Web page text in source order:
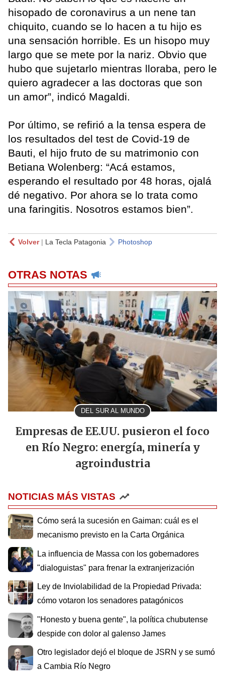
hisopado de coronavirus a un nene tan
chiquito, cuando se lo hacen a tu hijo es
una sensación horrible. Es un hisopo muy
largo que se mete por la nariz. Obvio que
hubo que sujetarlo mientras lloraba, pero le
quiero agradecer a las doctoras que son
un amor”, indicó Magaldi.
Por último, se refirió a la tensa espera de
los resultados del test de Covid-19 de
Bauti, el hijo fruto de su matrimonio con
Betiana Wolenberg: “Acá estamos,
esperando el resultado por 48 horas, ojalá
dé negativo. Por ahora se lo trata como
una faringitis. Nosotros estamos bien”.
Volver| La Tecla Patagonia Photoshop
OTRAS NOTAS
DEL SUR AL MUNDO
Empresas de EE.UU. pusieron el foco
en Río Negro: energía, minería y
agroindustria
NOTICIAS MÁS VISTAS
Cómo será la sucesión en Gaiman: cuál es el
mecanismo previsto en la Carta Orgánica
La influencia de Massa con los gobernadores
"dialoguistas" para frenar la extranjerización
Ley de Inviolabilidad de la Propiedad Privada:
cómo votaron los senadores patagónicos
"Honesto y buena gente", la política chubutense
despide con dolor al galenso James
Otro legislador dejó el bloque de JSRN y se sumó
a Cambia Río Negro